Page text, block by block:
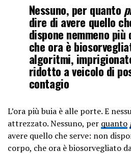
Nessuno, per quanto
dire di avere quello
dispone nemmeno
che ora è
algoritmi,
ridotto a veicolo di
contagio
L’ora più buia è alle porte. E
attrezzato. Nessuno, per quanto
avere quello che serve: non
corpo, che ora è biosorvegliato